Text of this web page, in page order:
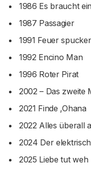
1986 Es braucht
1987 Passagier
1991 Feuer
1992 Encino Man
1996 Roter Pirat
2002 – Das zweite
2021 Finde ‚Ohana
2022 Alles überall
2024 Der
2025 Liebe tut weh